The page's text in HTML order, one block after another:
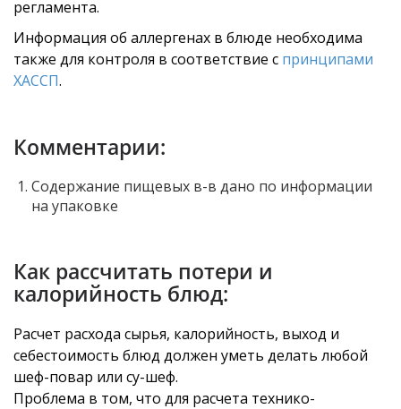
регламента.
Информация об аллергенах в блюде необходима
также для контроля в соответствие с принципами
ХАССП.
Комментарии:
Содержание пищевых в-в дано по информации
на упаковке
Как рассчитать потери и
калорийность блюд:
Расчет расхода сырья, калорийность, выход и
себестоимость блюд должен уметь делать любой
шеф-повар или су-шеф.
Проблема в том, что для расчета технико-